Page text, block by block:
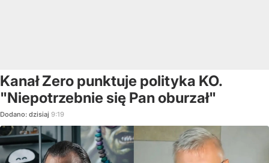
Kanał Zero punktuje polityka KO.
"Niepotrzebnie się Pan oburzał"
Dodano: dzisiaj 9:19